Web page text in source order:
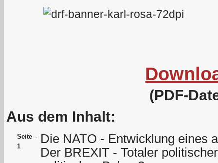
(PDF-
Aus dem Inhalt:
Seite
1
- Die NATO - Entwicklung eines
Der BREXIT - Totaler